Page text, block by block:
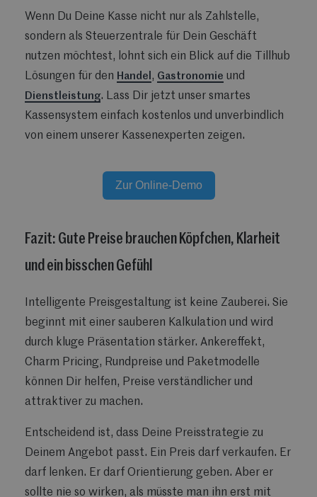
Wenn Du Deine Kasse nicht nur als Zahlstelle,
sondern als Steuerzentrale für Dein Geschäft
nutzen möchtest, lohnt sich ein Blick auf die Tillhub
Lösungen für den Handel , Gastronomie und
Dienstleistung. Lass Dir jetzt unser smartes
Kassensystem einfach kostenlos und unverbindlich
von einem unserer Kassenexperten zeigen.
Zur Online-Demo
Fazit: Gute Preise brauchen Köpfchen, Klarheit
und ein bisschen Gefühl
Intelligente Preisgestaltung ist keine Zauberei. Sie
beginnt mit einer sauberen Kalkulation und wird
durch kluge Präsentation stärker. Ankereffekt,
Charm Pricing, Rundpreise und Paketmodelle
können Dir helfen, Preise verständlicher und
attraktiver zu machen.
Entscheidend ist, dass Deine Preisstrategie zu
Deinem Angebot passt. Ein Preis darf verkaufen. Er
darf lenken. Er darf Orientierung geben. Aber er
sollte nie so wirken, als müsste man ihn erst mit